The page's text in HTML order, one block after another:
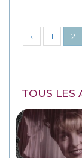
‹ 1 2
TOUS LES